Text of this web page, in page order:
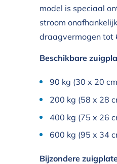
model is speciaal
stroom
draagvermogen tot
Beschikbare
90 kg (30 x 20
200 kg (58 x 28
400 kg (75 x 26
600 kg (95 x 34
Bijzondere